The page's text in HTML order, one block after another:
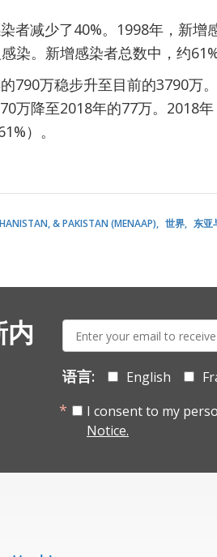
者减少了40%。1998年，新
染。新增感染者总数中，约
790万稳步升至目前的3790万
万降至2018年的77万。2018
）。
& PAKISTAN (MENAAP) 世界 东亚
内
mail:
语言: English
I consent to my
Notice.